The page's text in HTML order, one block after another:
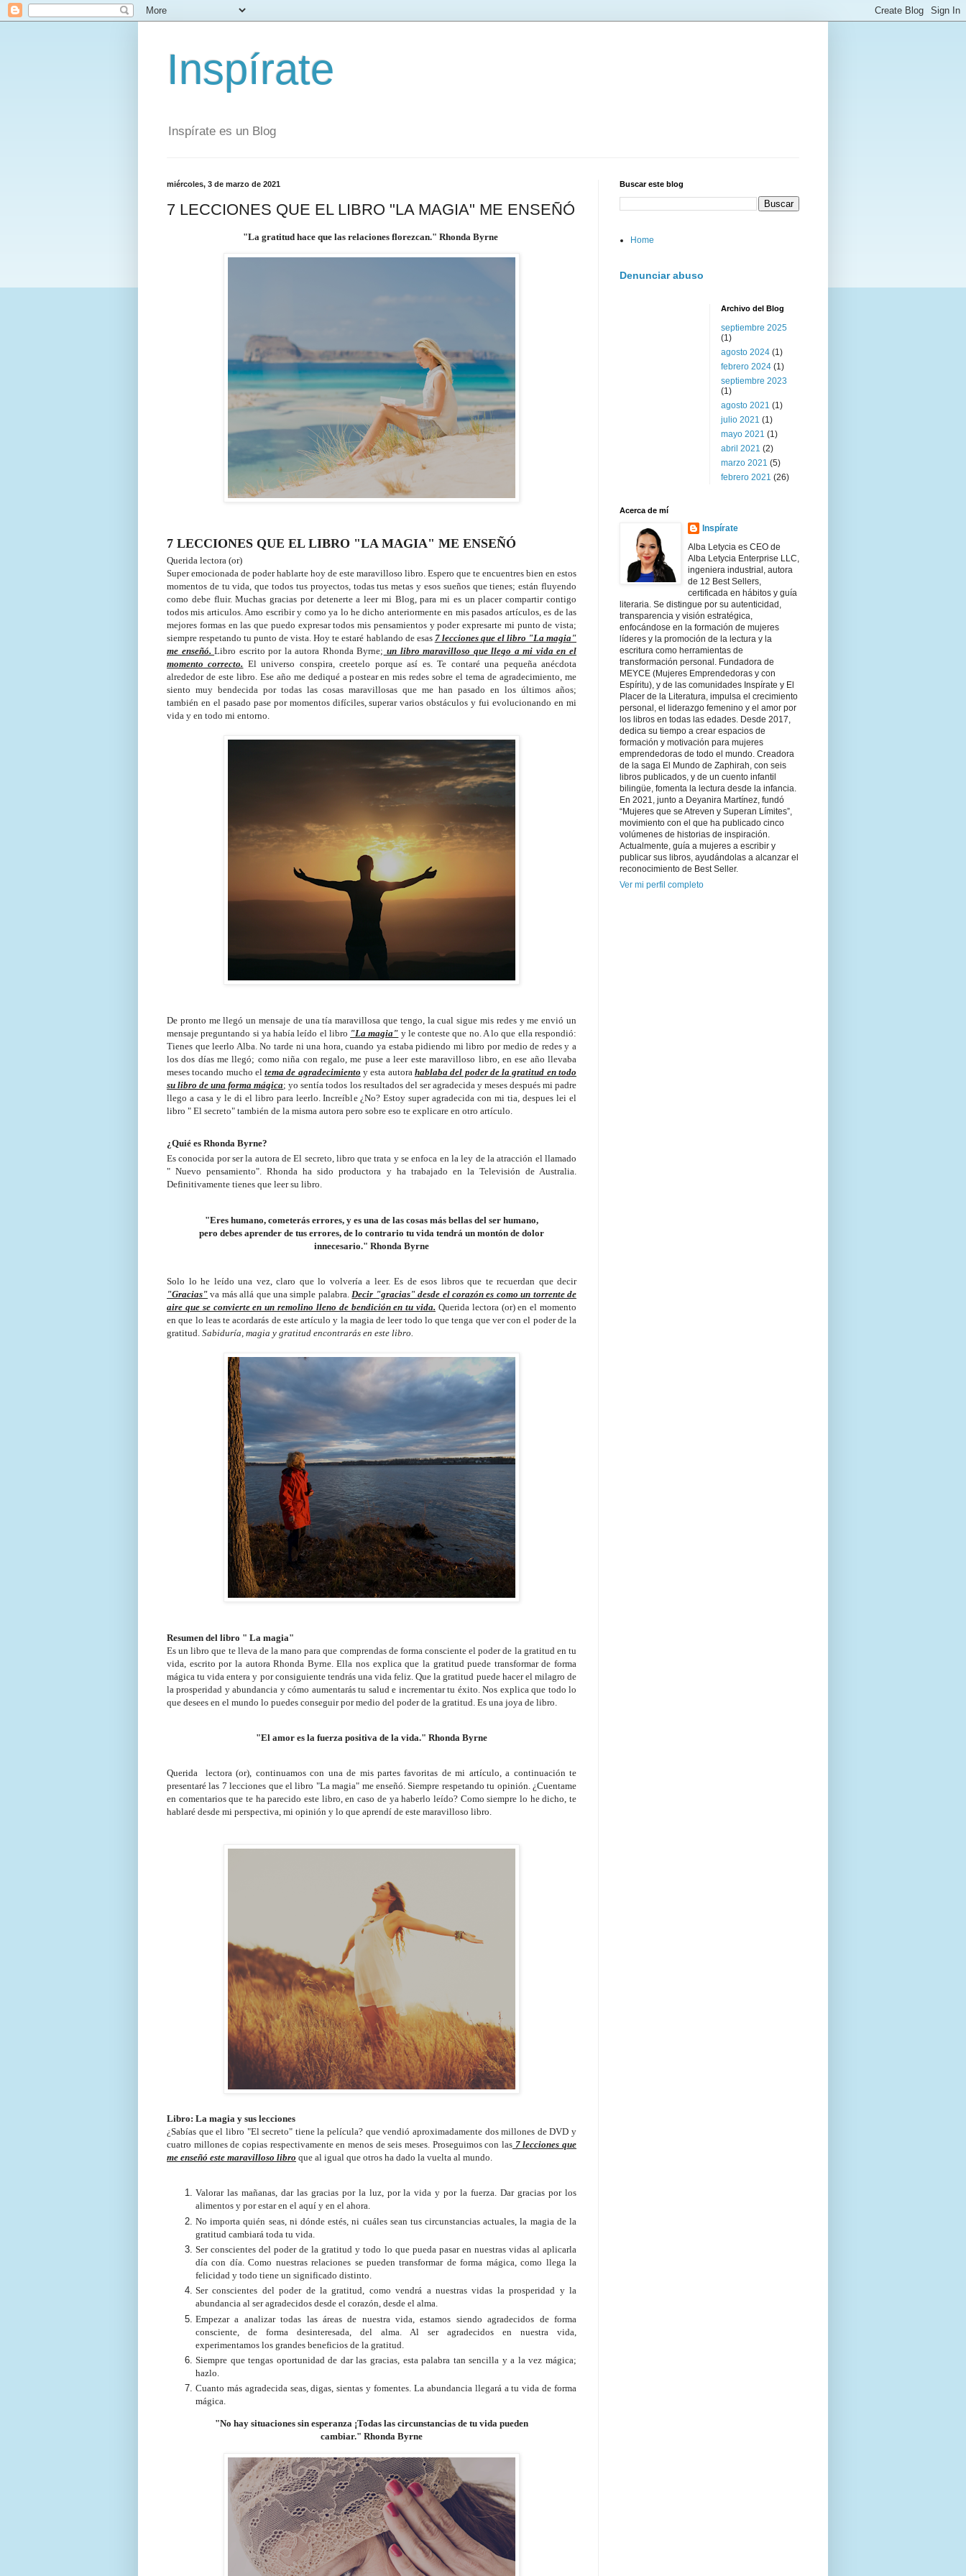
Inspírate
Inspírate es un Blog
miércoles, 3 de marzo de 2021
7 LECCIONES QUE EL LIBRO "LA MAGIA" ME ENSEÑÓ
"La gratitud hace que las relaciones florezcan." Rhonda Byrne
7 LECCIONES QUE EL LIBRO "LA MAGIA" ME ENSEÑÓ
Querida lectora (or)
Super emocionada de poder hablarte hoy de este maravilloso libro. Espero que te encuentres bien en estos
momentos de tu vida, que todos tus proyectos, todas tus metas y esos sueños que tienes; están fluyendo
como debe fluir. Muchas gracias por detenerte a leer mi Blog, para mi es un placer compartir contigo
todos mis articulos.Amo escribir y como ya lo he dicho anteriormente en mis pasados artículos, es de las
mejores formas en las que puedo expresar todos mis pensamientos y poder expresarte mi punto de vista;
siempre respetando tu punto de vista. Hoy te estaré hablando de esas 7 lecciones que el libro "La magia"
me enseñó.Libro escrito por la autora Rhonda Byrne; un libro maravilloso que llego a mi vida en el
momento correcto. El universo conspira, creetelo porque así es. Te contaré una pequeña anécdota
alrededor de este libro. Ese año me dediqué a postear en mis redes sobre el tema de agradecimiento, me
siento muy bendecida por todas las cosas maravillosas que me han pasado en los últimos años;
también en el pasado pase por momentos difíciles, superar varios obstáculos y fui evolucionando en mi
vida y en todo mi entorno.
De pronto me llegó un mensaje de una tía maravillosa que tengo, la cual sigue mis redes y me envió un
mensaje preguntando si ya había leído el libro "La magia" y le conteste que no. A lo que ella respondió:
Tienes que leerlo Alba. No tarde ni una hora, cuando ya estaba pidiendo mi libro por medio de redes y a
los dos días me llegó; como niña con regalo, me puse a leer este maravilloso libro, en ese año llevaba
meses tocando mucho eltema de agradecimiento y esta autora hablaba del poder de la gratitud en todo
su libro de una forma mágica; yo sentía todos los resultados del ser agradecida y meses después mi padre
llego a casa y le di el libro para leerlo. Increíble ¿No? Estoy super agradecida con mi tia, despues lei el
libro " El secreto" también de la misma autora pero sobre eso te explicare en otro artículo.
¿Quié es Rhonda Byrne?
Es conocida por ser la autora de El secreto, libro que trata y se enfoca en la ley de la atracción el llamado
" Nuevo pensamiento". Rhonda ha sido productora y ha trabajado en la Televisión de Australia.
Definitivamente tienes que leer su libro.
"Eres humano, cometerás errores, y es una de las cosas más bellas del ser humano,
pero debes aprender de tus errores, de lo contrario tu vida tendrá un montón de dolor
innecesario." Rhonda Byrne
Solo lo he leído una vez, claro que lo volvería a leer. Es de esos libros que te recuerdan que decir
"Gracias" va más allá que una simple palabra. Decir "gracias" desde el corazón es como un torrente de
aire que se convierte en un remolino lleno de bendición en tu vida. Querida lectora (or) en el momento
en que lo leas te acordarás de este artículo y la magia de leer todo lo que tenga que ver con el poder de la
gratitud. Sabiduría, magia y gratitud encontrarás en este libro.
Resumen del libro " La magia"
Es un libro que te lleva de la mano para que comprendas de forma consciente el poder de la gratitud en tu
vida, escrito por la autora Rhonda Byrne. Ella nos explica que la gratitud puede transformar de forma
mágica tu vida entera y por consiguiente tendrás una vida feliz. Que la gratitud puede hacer el milagro de
la prosperidad y abundancia y cómo aumentarás tu salud e incrementar tu éxito. Nos explica que todo lo
que desees en el mundo lo puedes conseguir por medio del poder de la gratitud. Es una joya de libro.
"El amor es la fuerza positiva de la vida." Rhonda Byrne
Querida lectora (or), continuamos con una de mis partes favoritas de mi artículo, a continuación te
presentaré las 7 lecciones que el libro "La magia" me enseñó. Siempre respetando tu opinión. ¿Cuentame
en comentarios que te ha parecido este libro, en caso de ya haberlo leído? Como siempre lo he dicho, te
hablaré desde mi perspectiva, mi opinión y lo que aprendí de este maravilloso libro.
Libro: La magia y sus lecciones
¿Sabías que el libro "El secreto" tiene la película? que vendió aproximadamente dos millones de DVD y
cuatro millones de copias respectivamente en menos de seis meses. Proseguimos con las 7 lecciones que
me enseñó este maravilloso libro que al igual que otros ha dado la vuelta al mundo.
Valorar las mañanas, dar las gracias por la luz, por la vida y por la fuerza. Dar gracias por los
alimentos y por estar en el aquí y en el ahora.
No importa quién seas, ni dónde estés, ni cuáles sean tus circunstancias actuales, la magia de la
gratitud cambiará toda tu vida.
Ser conscientes del poder de la gratitud y todo lo que pueda pasar en nuestras vidas al aplicarla
día con día. Como nuestras relaciones se pueden transformar de forma mágica, como llega la
felicidad y todo tiene un significado distinto.
Ser conscientes del poder de la gratitud, como vendrá a nuestras vidas la prosperidad y la
abundancia al ser agradecidos desde el corazón, desde el alma.
Empezar a analizar todas las áreas de nuestra vida, estamos siendo agradecidos de forma
consciente, de forma desinteresada, del alma. Al ser agradecidos en nuestra vida,
experimentamos los grandes beneficios de la gratitud.
Siempre que tengas oportunidad de dar las gracias, esta palabra tan sencilla y a la vez mágica;
hazlo.
Cuanto más agradecida seas, digas, sientas y fomentes. La abundancia llegará a tu vida de forma
mágica.
"No hay situaciones sin esperanza ¡Todas las circunstancias de tu vida pueden
cambiar." Rhonda Byrne
Buscar este blog
Home
Denunciar abuso
Archivo del Blog
septiembre 2025
(1)
agosto 2024 (1)
febrero 2024 (1)
septiembre 2023
(1)
agosto 2021 (1)
julio 2021 (1)
mayo 2021 (1)
abril 2021 (2)
marzo 2021 (5)
febrero 2021 (26)
Acerca de mí
Inspírate
Alba Letycia es CEO de
Alba Letycia Enterprise LLC,
ingeniera industrial, autora
de 12 Best Sellers,
certificada en hábitos y guía
literaria. Se distingue por su autenticidad,
transparencia y visión estratégica,
enfocándose en la formación de mujeres
líderes y la promoción de la lectura y la
escritura como herramientas de
transformación personal. Fundadora de
MEYCE (Mujeres Emprendedoras y con
Espíritu), y de las comunidades Inspírate y El
Placer de la Literatura, impulsa el crecimiento
personal, el liderazgo femenino y el amor por
los libros en todas las edades. Desde 2017,
dedica su tiempo a crear espacios de
formación y motivación para mujeres
emprendedoras de todo el mundo. Creadora
de la saga El Mundo de Zaphirah, con seis
libros publicados, y de un cuento infantil
bilingüe, fomenta la lectura desde la infancia.
En 2021, junto a Deyanira Martínez, fundó
“Mujeres que se Atreven y Superan Límites”,
movimiento con el que ha publicado cinco
volúmenes de historias de inspiración.
Actualmente, guía a mujeres a escribir y
publicar sus libros, ayudándolas a alcanzar el
reconocimiento de Best Seller.
Ver mi perfil completo